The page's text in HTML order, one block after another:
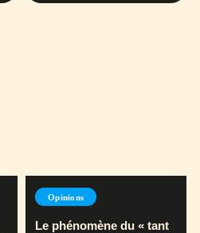
Opinions
Le phénomène du « tant